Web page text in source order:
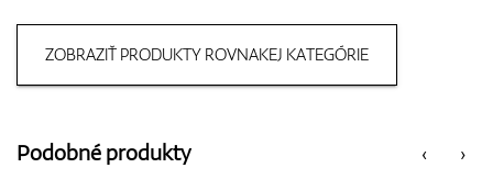
Bagy
ZOBRAZIŤ PRODUKTY ROVNAKEJ KATEGÓRIE
‹
Podobné produkty ›